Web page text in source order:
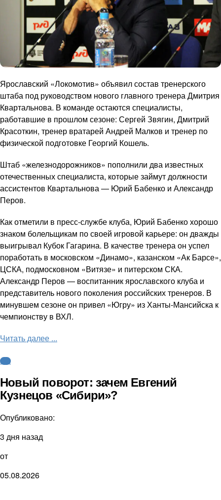
Ярославский «Локомотив» объявил состав тренерского
штаба под руководством нового главного тренера Дмитрия
Квартальнова. В команде остаются специалисты,
работавшие в прошлом сезоне: Сергей Звягин, Дмитрий
Красоткин, тренер вратарей Андрей Малков и тренер по
физической подготовке Георгий Кошель.
Штаб «железнодорожников» пополнили два известных
отечественных специалиста, которые займут должности
ассистентов Квартальнова — Юрий Бабенко и Александр
Перов.
Как отметили в пресс-службе клуба, Юрий Бабенко хорошо
знаком болельщикам по своей игровой карьере: он дважды
выигрывал Кубок Гагарина. В качестве тренера он успел
поработать в московском «Динамо», казанском «Ак Барсе»,
ЦСКА, подмосковном «Витязе» и питерском СКА.
Александр Перов — воспитанник ярославского клуба и
представитель нового поколения российских тренеров. В
минувшем сезоне он привел «Югру» из Ханты-Мансийска к
чемпионству в ВХЛ.
Читать далее ...
КХЛ
Новый поворот: зачем Евгений
Кузнецов «Сибири»?
Опубликовано:
3 дня назад
от
05.08.2026